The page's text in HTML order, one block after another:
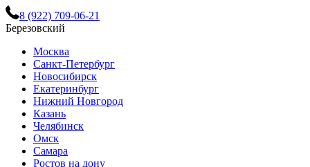
8 (922) 709-06-21
Березовский
Москва
Санкт-Петербург
Новосибирск
Екатеринбург
Нижний Новгород
Казань
Челябинск
Омск
Самара
Ростов на дону